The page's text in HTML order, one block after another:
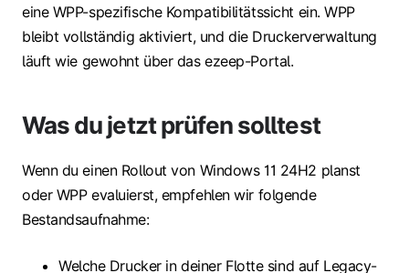
eine WPP-spezifische Kompatibilitätssicht ein. WPP
bleibt vollständig aktiviert, und die Druckerverwaltung
läuft wie gewohnt über das ezeep-Portal.
Was du jetzt prüfen solltest
Wenn du einen Rollout von Windows 11 24H2 planst
oder WPP evaluierst, empfehlen wir folgende
Bestandsaufnahme:
Welche Drucker in deiner Flotte sind auf Legacy-